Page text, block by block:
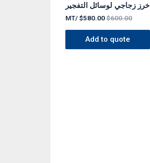
خرز زجاجي لوسائل التفجير
$600.00
$580.00
/MT
Add to quote